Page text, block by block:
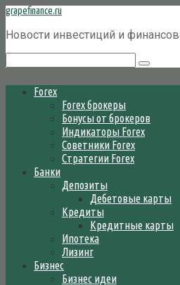
Перейти
контенту
grapefinance.ru
Новости инвестиций и финансов
Forex
Forex брокеры
Бонусы от брокеров
Индикаторы Forex
Советники Forex
Стратегии Forex
Банки
Депозиты
Дебетовые карты
Кредиты
Кредитные карты
Ипотека
Лизинг
Бизнес
Бизнес идеи